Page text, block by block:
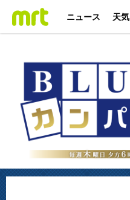
ニュース 天気